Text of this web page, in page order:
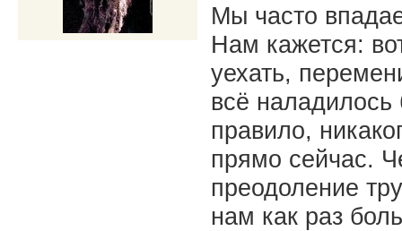
Мы часто
Нам кажется:
уехать,
всё
правило,
прямо сейчас.
преодоление
нам как раз